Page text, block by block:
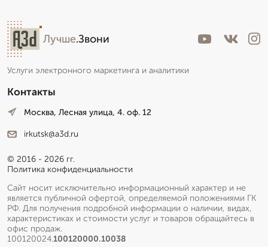
Лучше.Звони
Услуги электронного маркетинга и аналитики
Контакты
Москва, Лесная улица, 4. оф. 12
irkutsk@a3d.ru
© 2016 - 2026 гг.
Политика конфиденциальности
Сайт носит исключительно информационный характер и не
является публичной офертой, определяемой положениями ГК
РФ. Для получения подробной информации о наличии, видах,
характеристиках и стоимости услуг и товаров обращайтесь в
офис продаж.
100120024.100120000.10038